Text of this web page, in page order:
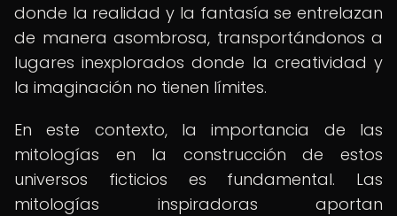
donde la realidad y la fantasía se entrelazan
de manera asombrosa, transportándonos a
lugares inexplorados donde la creatividad y
la imaginación no tienen límites.
En este contexto, la importancia de las
mitologías en la construcción de estos
universos ficticios es fundamental. Las
mitologías inspiradoras aportan